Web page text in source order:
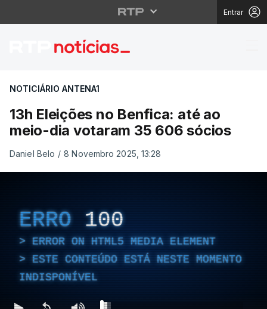
Entrar
13h Eleições no
NOTICIÁRIO ANTENA1
13h Eleições no Benfica: até ao
meio-dia votaram 35 606 sócios
Daniel Belo / 8 Novembro 2025, 13:28
ERRO 100
ERROR ON HTML5 MEDIA ELEMENT
ESTE CONTEÚDO ESTÁ NESTE MOMENTO
INDISPONÍVEL